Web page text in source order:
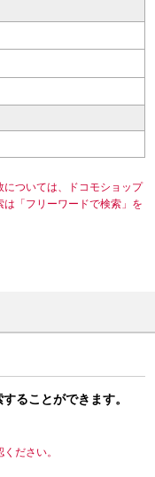
については、ドコモショップ
「フリーワードで検索」を
ることができます。
ださい。